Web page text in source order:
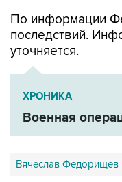
По информации
последствий.
уточняется.
ХРОНИКА
Военная
Вячеслав Федорищев